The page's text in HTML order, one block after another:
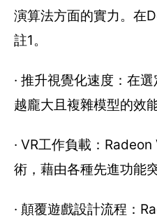
演算法方面的實力。在
註1。
· 推升視覺化速度：在
越龐大且複雜模型的效
· VR工作負載：
術，藉由各種先進功能
· 顛覆遊戲設計流程：